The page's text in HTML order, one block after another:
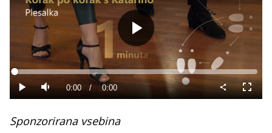
Predvajaj
Predvajaj
Tiho Current
0:00 / Duration
0:00
Loaded:
0%
način
Sponzorirana vsebina